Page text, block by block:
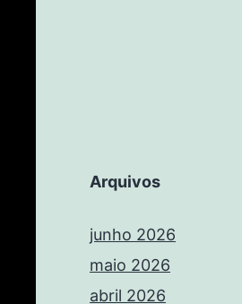
Arquivos
junho 2026
maio 2026
abril 2026